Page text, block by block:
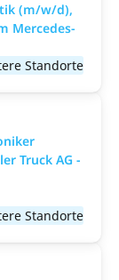
(m/w/d),
Mercedes-
Standorte
Truck AG -
Standorte